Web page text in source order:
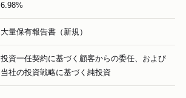
6.98%
大量保有報告書（新規）
投資一任契約に基づく顧客からの委任、および
当社の投資戦略に基づく純投資